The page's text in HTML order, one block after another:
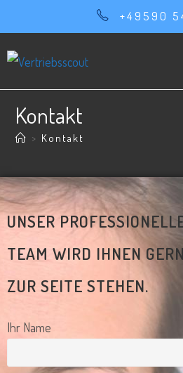
+49590
Kontakt
> Kontakt
UNSER
TEAM WIRD IHNEN
ZUR SEITE STEHEN.
Ihr Name